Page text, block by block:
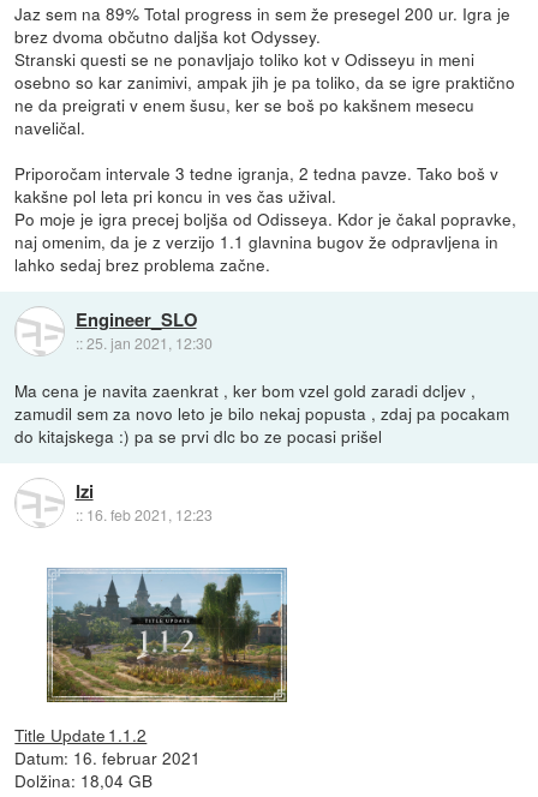
Jaz sem na 89% Total progress in sem že presegel 200 ur. Igra je
brez dvoma občutno daljša kot Odyssey.
Stranski questi se ne ponavljajo toliko kot v Odisseyu in meni
osebno so kar zanimivi, ampak jih je pa toliko, da se igre praktično
ne da preigrati v enem šusu, ker se boš po kakšnem mesecu
naveličal.
Priporočam intervale 3 tedne igranja, 2 tedna pavze. Tako boš v
kakšne pol leta pri koncu in ves čas užival.
Po moje je igra precej boljša od Odisseya. Kdor je čakal popravke,
naj omenim, da je z verzijo 1.1 glavnina bugov že odpravljena in
lahko sedaj brez problema začne.
Engineer_SLO
::25. jan 2021, 12:30
Ma cena je navita zaenkrat , ker bom vzel gold zaradi dcljev ,
zamudil sem za novo leto je bilo nekaj popusta , zdaj pa pocakam
do kitajskega :) pa se prvi dlc bo ze pocasi prišel
Izi
:: 16. feb 2021, 12:23
Title Update 1.1.2
Datum: 16. februar 2021
Dolžina: 18,04 GB